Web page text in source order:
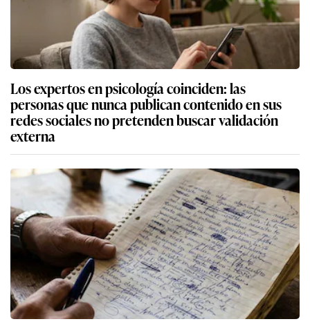
Los expertos en psicología coinciden: las
personas que nunca publican contenido en sus
redes sociales no pretenden buscar validación
externa